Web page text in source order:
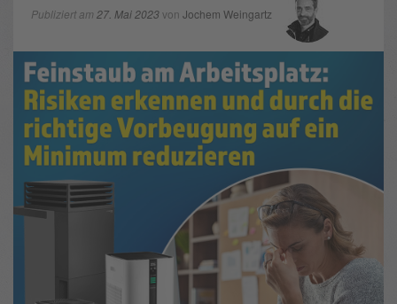
Publiziert am 27. Mai 2023von Jochem Weingartz